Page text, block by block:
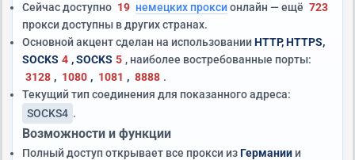
Сейчас доступно 19 немецких прокси онлайн — ещё 723
прокси доступны в других странах.
Основной акцент сделан на использовании HTTP, HTTPS,
SOCKS 4 , SOCKS 5 , наиболее востребованные порты:
3128 , 1080 , 1081 , 8888 .
Текущий тип соединения для показанного адреса:
SOCKS4 .
Возможности и функции
Полный доступ открывает все прокси изГермании и